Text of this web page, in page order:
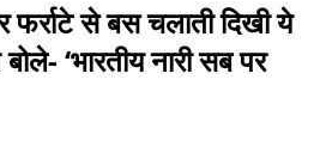
से बस चलाती दिखी ये
‘भारतीय नारी सब पर